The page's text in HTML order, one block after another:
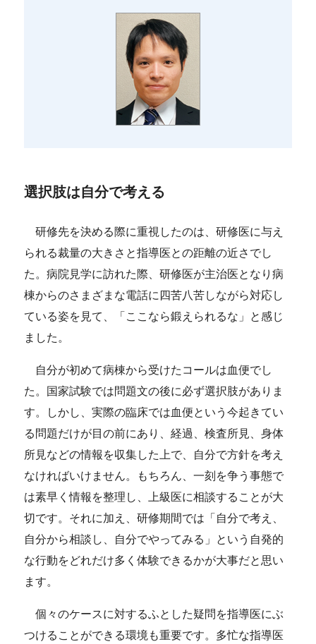
選択肢は自分で考える
研修先を決める際に重視したのは、研修医に与え
られる裁量の大きさと指導医との距離の近さでし
た。病院見学に訪れた際、研修医が主治医となり病
棟からのさまざまな電話に四苦八苦しながら対応し
ている姿を見て、「ここなら鍛えられるな」と感じ
ました。
自分が初めて病棟から受けたコールは血便でし
た。国家試験では問題文の後に必ず選択肢がありま
す。しかし、実際の臨床では血便という今起きてい
る問題だけが目の前にあり、経過、検査所見、身体
所見などの情報を収集した上で、自分で方針を考え
なければいけません。もちろん、一刻を争う事態で
は素早く情報を整理し、上級医に相談することが大
切です。それに加え、研修期間では「自分で考え、
自分から相談し、自分でやってみる」という自発的
な行動をどれだけ多く体験できるかが大事だと思い
ます。
個々のケースに対するふとした疑問を指導医にぶ
つけることができる環境も重要です。多忙な指導医